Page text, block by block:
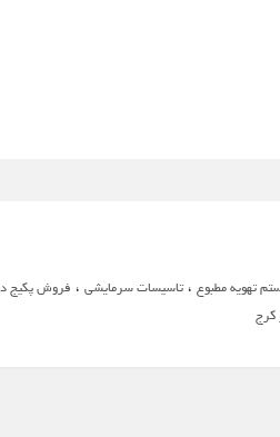
تهویه مطبوع ،تاسیسات سرمایشی ، فروش پکیج
کرج